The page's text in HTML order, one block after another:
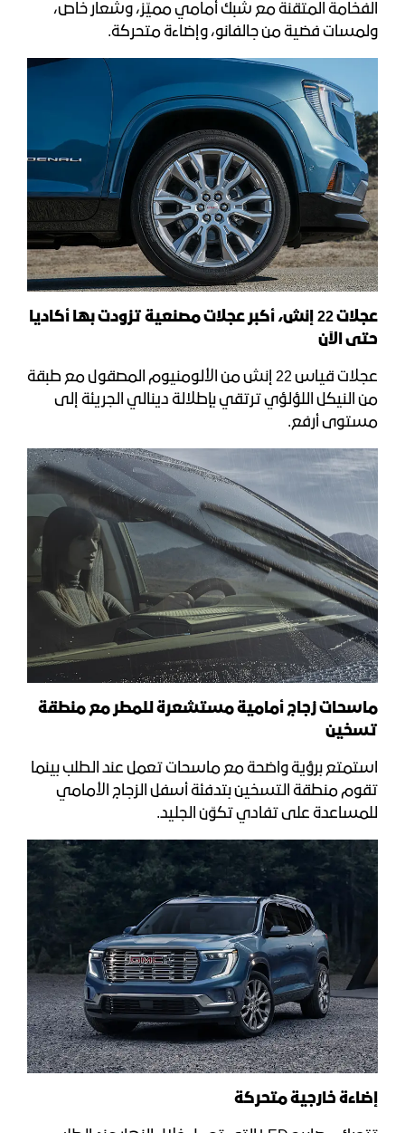
الفخامة المتقنة مع شبك أمامي مميّز، وشعار خاص،
ولمسات فضية من جالفانو، وإضاءة متحركة.
عجلات22إنش، أكبر عجلات مصنعية تزودت بها أكاديا
حتى الآن
عجلات قياس 22 إنش من الألومنيوم المصقول مع طبقة
من النيكل اللؤلؤي ترتقي بإطلالة دينالي الجريئة إلى
مستوى أرفع.
ماسحات زجاج أمامية مستشعرة للمطر مع منطقة
تسخين
استمتع برؤية واضحة مع ماسحات تعمل عند الطلب بينما
تقوم منطقة التسخين بتدفئة أسفل الزجاج الأمامي
للمساعدة على تفادي تكوّن الجليد.
إضاءة خارجية متحركة